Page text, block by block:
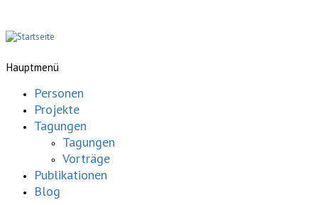
Hauptmenü
Personen
Projekte
Tagungen
Tagungen
Vorträge
Publikationen
Blog